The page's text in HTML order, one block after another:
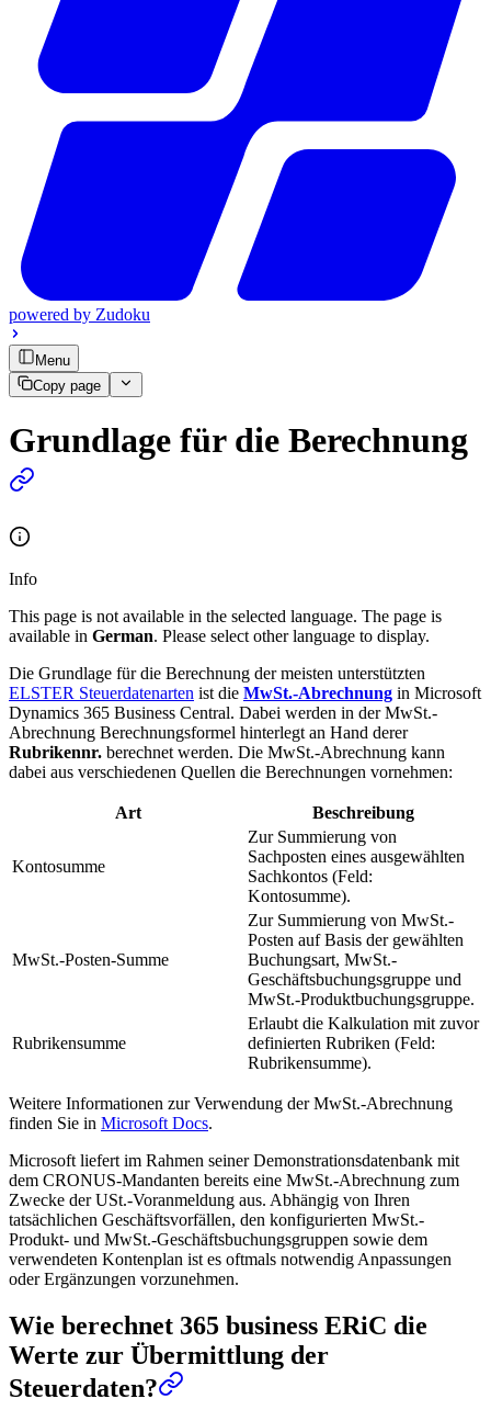
powered by Zudoku
Menu
Copy page
Grundlage für die Berechnung
Info
This page is not available in the selected language. The page is
available in German. Please select other language to display.
Die Grundlage für die Berechnung der meisten unterstützten
ELSTER Steuerdatenarten ist die MwSt.-Abrechnung in Microsoft
Dynamics 365 Business Central. Dabei werden in der MwSt.-
Abrechnung Berechnungsformel hinterlegt an Hand derer
Rubrikennr. berechnet werden. Die MwSt.-Abrechnung kann
dabei aus verschiedenen Quellen die Berechnungen vornehmen:
Art Beschreibung
Kontosumme
Zur Summierung von
Sachposten eines ausgewählten
Sachkontos (Feld:
Kontosumme).
MwSt.-Posten-Summe
Zur Summierung von MwSt.-
Posten auf Basis der gewählten
Buchungsart, MwSt.-
Geschäftsbuchungsgruppe und
MwSt.-Produktbuchungsgruppe.
Rubrikensumme
Erlaubt die Kalkulation mit zuvor
definierten Rubriken (Feld:
Rubrikensumme).
Weitere Informationen zur Verwendung der MwSt.-Abrechnung
finden Sie in Microsoft Docs.
Microsoft liefert im Rahmen seiner Demonstrationsdatenbank mit
dem CRONUS-Mandanten bereits eine MwSt.-Abrechnung zum
Zwecke der USt.-Voranmeldung aus. Abhängig von Ihren
tatsächlichen Geschäftsvorfällen, den konfigurierten MwSt.-
Produkt- und MwSt.-Geschäftsbuchungsgruppen sowie dem
verwendeten Kontenplan ist es oftmals notwendig Anpassungen
oder Ergänzungen vorzunehmen.
Wie berechnet 365 business ERiC die
Werte zur Übermittlung der
Steuerdaten?